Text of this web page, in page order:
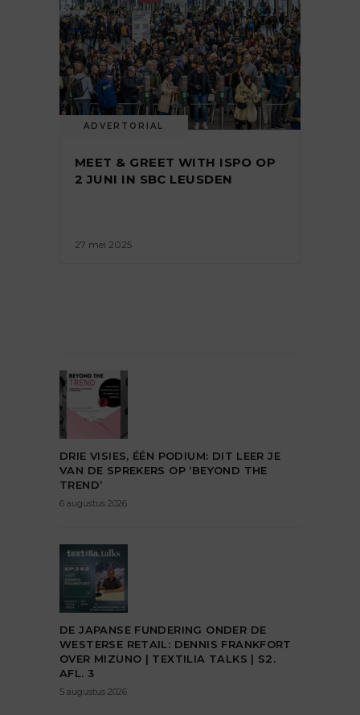
ADVERTORIAL
MEET & GREET WITH ISPO OP
2 JUNI IN SBC LEUSDEN
27 mei 2025
DRIE VISIES, ÉÉN PODIUM: DIT LEER JE
VAN DE SPREKERS OP ‘BEYOND THE
TREND’
6 augustus 2026
DE JAPANSE FUNDERING ONDER DE
WESTERSE RETAIL: DENNIS FRANKFORT
OVER MIZUNO | TEXTILIA TALKS | S2.
AFL. 3
5 augustus 2026